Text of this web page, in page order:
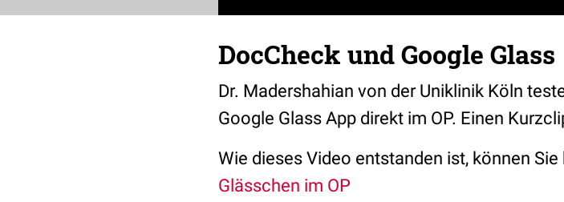
DocCheck und Google Glass
Dr. Madershahian von der Uniklinik Köln
Google Glass App direkt im OP. Einen
Wie dieses Video entstanden ist, können Sie
Glässchen im OP